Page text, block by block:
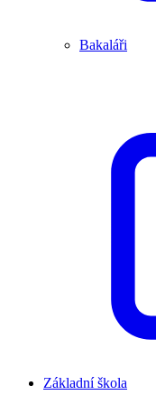
Bakaláři
Základní škola